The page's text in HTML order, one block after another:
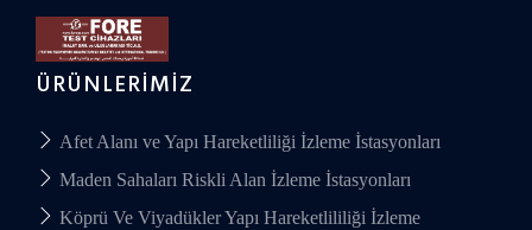
ÜRÜNLERIMIZ
Afet Alanı ve Yapı Hareketliliği İzleme İstasyonları
Maden Sahaları Riskli Alan İzleme İstasyonları
Köprü Ve Viyadükler Yapı Hareketlililiği İzleme